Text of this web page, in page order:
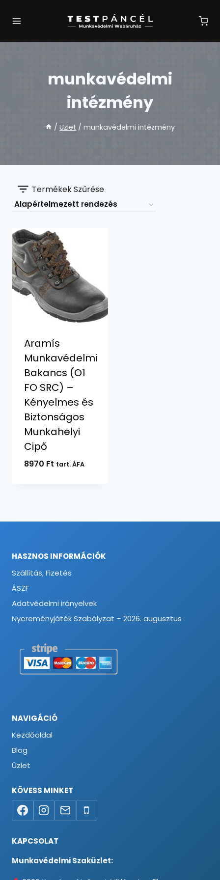
munkavédelmi
intézmény
/ Üzlet / munkavédelmi intézmény
Termékek Szűrése
Aramís
Munkavédelmi
Bakancs (O1
FO SRC) –
Kényelmes és
Biztonságos
Munkahelyi
Cipő
8970 Ft tart. ÁFA
HASZNOS INFORMÁCIÓK
Szállítás, Fizetés
ÁSZF
Adatvédelmi irányelvek
Nyereményjáték Szabályzat – 2026. augusztus
NAVIGÁCIÓ
Kezdőoldal
Blog
Üzlet
KÖVESS MINKET
KAPCSOLAT
Munkavédelmi Szaküzlet: